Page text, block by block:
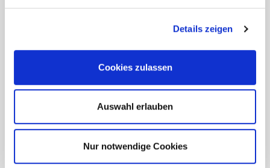
Details zeigen
Cookies zulassen
Auswahl erlauben
Nur notwendige Cookies
Il nostro reparto tecnico e di
progettazione